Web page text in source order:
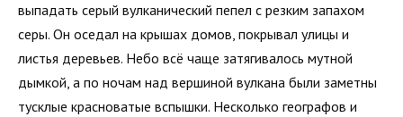
выпадать серый вулканический пепел с резким запахом
серы. Он оседал на крышах домов, покрывал улицы и
листья деревьев. Небо всё чаще затягивалось мутной
дымкой, а по ночам над вершиной вулкана были заметны
тусклые красноватые вспышки. Несколько географов и